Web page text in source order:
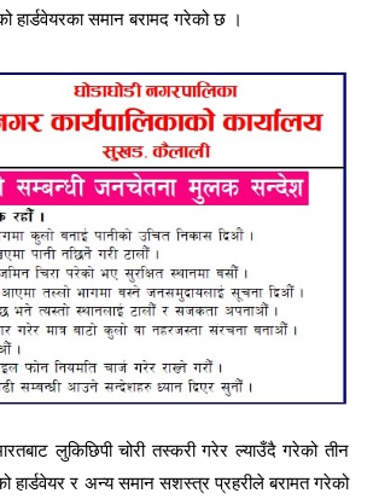
हार्डवेयरका समान बरामद गरेको छ ।
लुकिछिपी चोरी तस्करी गरेर ल्याउँदै गरेको तीन
हार्डवेयर र अन्य समान सशस्त्र प्रहरीले बरामत गरेको